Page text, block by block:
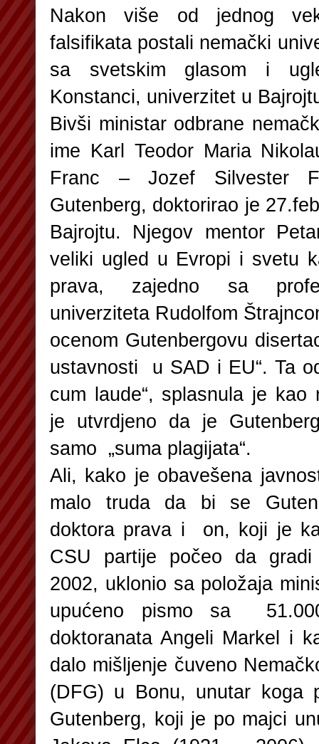
Nakon više od jednog
falsifikata postali nemački
sa svetskim glasom i
Konstanci, univerzitet u
Bivši ministar odbrane
ime Karl Teodor Maria
Franc – Jozef Silvester
Gutenberg, doktorirao je
Bajrojtu. Njegov mentor
veliki ugled u Evropi i svetu
prava, zajedno sa
univerziteta Rudolfom
ocenom Gutenbergovu
ustavnosti u SAD i EU“. Ta
cum laude“, splasnula je kao
je utvrdjeno da je
samo „suma plagijata“.
Ali, kako je obavešena
malo truda da bi se
doktora prava i on, koji je
CSU partije počeo da
2002, uklonio sa položaja
upućeno pismo sa
doktoranata Angeli Markel i
dalo mišljenje čuveno
(DFG) u Bonu, unutar koga
Gutenberg, koji je po majci